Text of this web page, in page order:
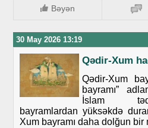
Bəyən
30 May 2026 13:19
Qədir-Xum
Qədir-Xum
bayramı”
İslam
bayramlardan yüksəkdə
Xum bayramı daha dolğun bir